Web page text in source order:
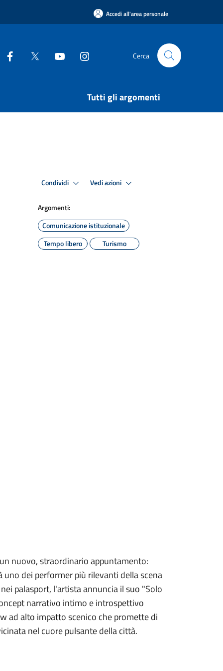
Accedi all'area personale
Cerca
Tutti gli argomenti
Condividi Vedi azioni
Argomenti:
Comunicazione istituzionale
Tempo libero
Turismo
nuovo, straordinario appuntamento:
uno dei performer più rilevanti della scena
palasport, l'artista annuncia il suo "Solo
narrativo intimo e introspettivo
ad alto impatto scenico che promette di
nel cuore pulsante della città.